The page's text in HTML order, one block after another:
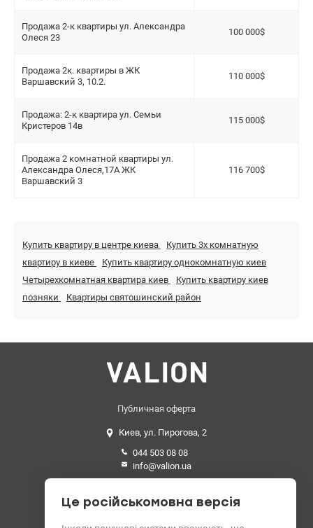
Продажа 2-к квартиры ул. Александра
Олеся 23
100 000$
Продажа 2к. квартиры в ЖК
Варшавский 3, 10.2.
110 000$
Продажа: 2-к квартира ул. Семьи
Кристеров 14в
115 000$
Продажа 2 комнатной квартиры ул.
Александра Олеся,17А ЖК
Варшавский 3
116 700$
Купить квартиру в центре киева
Купить 3х комнатную
квартиру в киеве
Купить квартиру однокомнатную киев
Четырехкомнатная квартира киев
Купить квартиру киев
позняки
Квартиры святошинский район
Публичная оферта
Киев, ул. Пирогова, 2
044 503 08 08
info@valion.ua
Це російськомовна версія